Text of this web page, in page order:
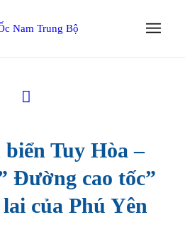
biển Tuy Hòa –
Đường cao tốc”
của Phú Yên